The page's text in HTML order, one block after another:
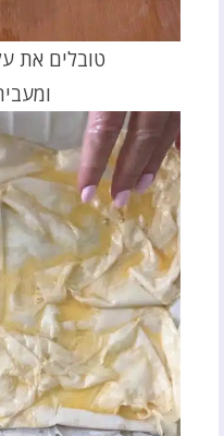
טובלים את